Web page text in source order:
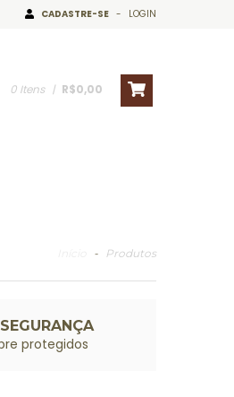
CADASTRE-SE - LOGIN
0 Itens | R$0,00
- Produtos
protegidos